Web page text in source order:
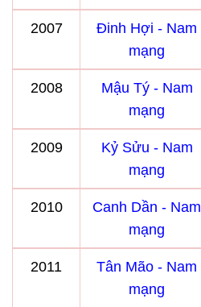
2007
Đinh Hợi - Nam
mạng
2008
Mậu Tý - Nam
mạng
2009
Kỷ Sửu - Nam
mạng
2010
Canh Dần - Nam
mạng
2011
Tân Mão - Nam
mạng